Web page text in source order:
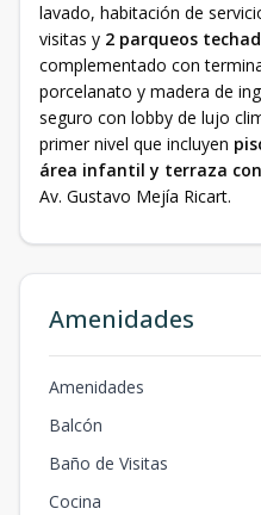
lavado, habitación de
visitas y 2 parqueos
complementado con
porcelanato y madera de
seguro con lobby de lujo
primer nivel que incluyen
área infantil y terraza
Av. Gustavo Mejía Ricart.
Amenidades
Amenidades
Balcón
Baño de Visitas
Cocina